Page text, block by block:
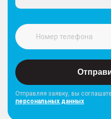
Отправляя заявку, вы
персональных данных